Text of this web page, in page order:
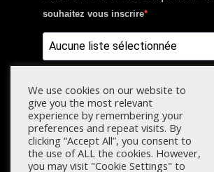
souhaitez vous inscrire
Aucune liste sélectionnée
S'INSCRIRE
We use cookies on our website to
give you the most relevant
experience by remembering your
preferences and repeat visits. By
clicking “Accept All”, you consent to
the use of ALL the cookies. However,
you may visit "Cookie Settings" to